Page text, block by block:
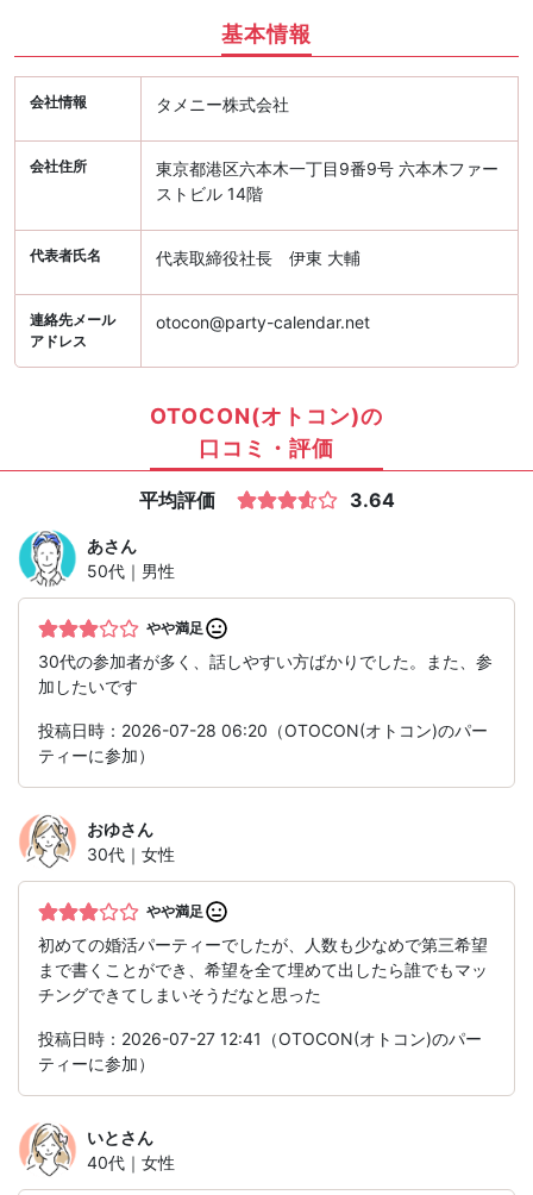
基本情報
会社情報 タメニー株式会社
会社住所
東京都港区六本木一丁目9番9号 六本木ファー
ストビル 14階
代表者氏名 代表取締役社長 伊東 大輔
連絡先メール
アドレス
otocon@party-calendar.net
OTOCON(オトコン)の
口コミ・評価
平均評価 3.64
あさん
50代｜男性
やや満足
30代の参加者が多く、話しやすい方ばかりでした。また、参
加したいです
投稿日時：2026-07-28 06:20（OTOCON(オトコン)のパー
ティーに参加）
おゆさん
30代｜女性
やや満足
初めての婚活パーティーでしたが、人数も少なめで第三希望
まで書くことができ、希望を全て埋めて出したら誰でもマッ
チングできてしまいそうだなと思った
投稿日時：2026-07-27 12:41（OTOCON(オトコン)のパー
ティーに参加）
いとさん
40代｜女性